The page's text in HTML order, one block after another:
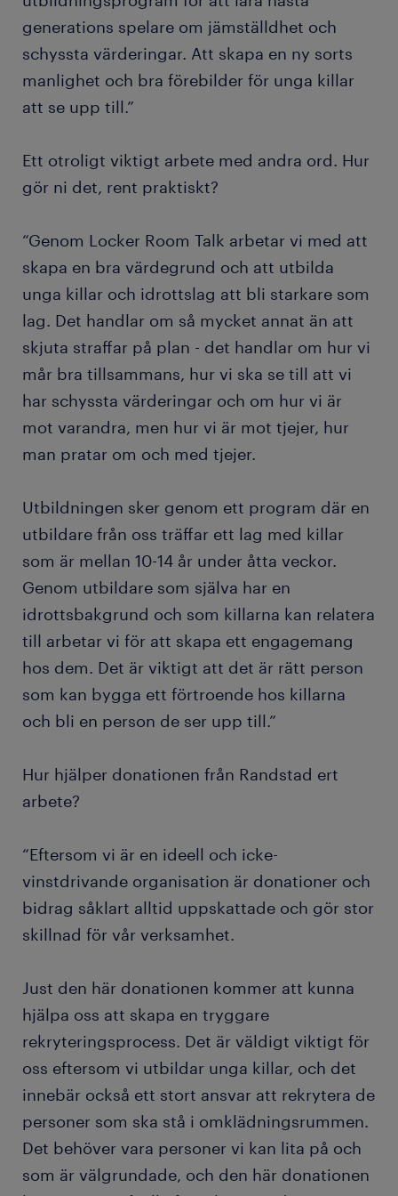
generations spelare om jämställdhet och
schyssta värderingar. Att skapa en ny sorts
manlighet och bra förebilder för unga killar
att se upp till.”
Ett otroligt viktigt arbete med andra ord. Hur
gör ni det, rent praktiskt?
“Genom Locker Room Talk arbetar vi med att
skapa en bra värdegrund och att utbilda
unga killar och idrottslag att bli starkare som
lag. Det handlar om så mycket annat än att
skjuta straffar på plan - det handlar om hur vi
mår bra tillsammans, hur vi ska se till att vi
har schyssta värderingar och om hur vi är
mot varandra, men hur vi är mot tjejer, hur
man pratar om och med tjejer.
Utbildningen sker genom ett program där en
utbildare från oss träffar ett lag med killar
som är mellan 10-14 år under åtta veckor.
Genom utbildare som själva har en
idrottsbakgrund och som killarna kan relatera
till arbetar vi för att skapa ett engagemang
hos dem. Det är viktigt att det är rätt person
som kan bygga ett förtroende hos killarna
och bli en person de ser upp till.”
Hur hjälper donationen från Randstad ert
arbete?
“Eftersom vi är en ideell och icke-
vinstdrivande organisation är donationer och
bidrag såklart alltid uppskattade och gör stor
skillnad för vår verksamhet.
Just den här donationen kommer att kunna
hjälpa oss att skapa en tryggare
rekryteringsprocess. Det är väldigt viktigt för
oss eftersom vi utbildar unga killar, och det
innebär också ett stort ansvar att rekrytera de
personer som ska stå i omklädningsrummen.
Det behöver vara personer vi kan lita på och
som är välgrundade, och den här donationen